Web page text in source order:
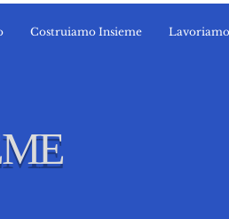
Costruiamo Insieme